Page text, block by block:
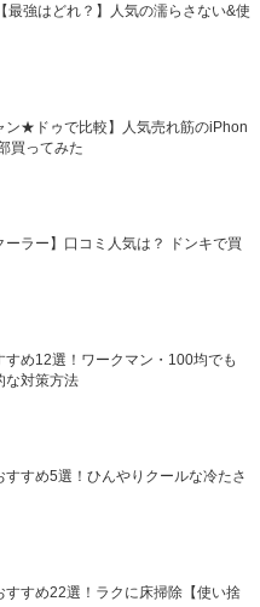
最強はどれ？】人気の濡らさない&使
ン★ドゥで比較】人気売れ筋のiPhon
買ってみた
ーラー】口コミ人気は？ ドンキで買
め12選！ワークマン・100均でも
な対策方法
すめ5選！ひんやりクールな冷たさ
すすめ22選！ラクに床掃除【使い捨